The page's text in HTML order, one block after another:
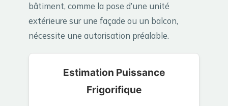
bâtiment, comme la pose d’une unité
extérieure sur une façade ou un balcon,
nécessite une autorisation préalable.
Estimation Puissance
Frigorifique